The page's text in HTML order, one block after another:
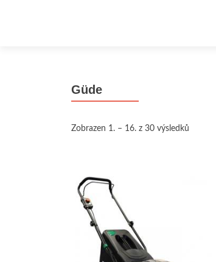
Güde
Zobrazen 1. – 16. z 30 výsledků